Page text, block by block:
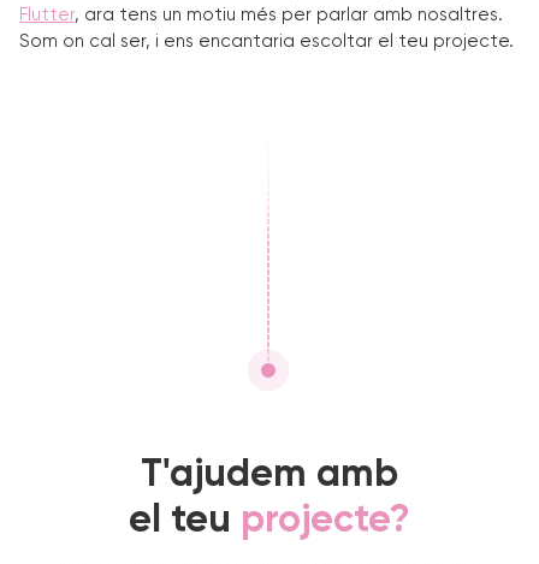
Flutter, ara tens un motiu més per parlar amb nosaltres.
Som on cal ser, i ens encantaria escoltar el teu projecte.
T'ajudem amb
el teu projecte?